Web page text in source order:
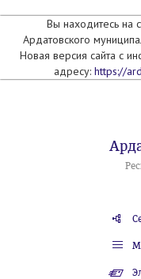
Вы находитесь на
Ардатовского
Новая версия сайта с
адресу: https://